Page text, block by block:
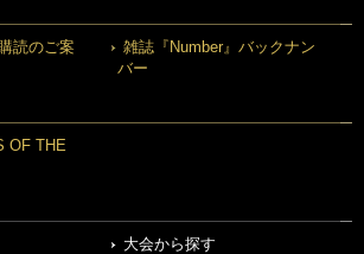
読のご案
雑誌『Number』バックナン
バー
OF THE
大会から探す